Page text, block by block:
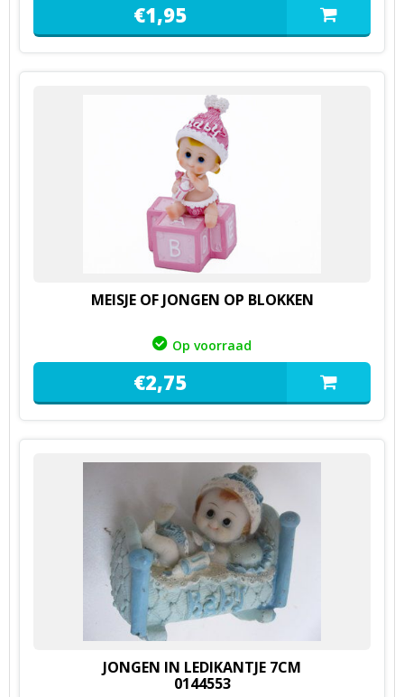
€1,95
MEISJE OF JONGEN OP BLOKKEN
Op voorraad
€2,75
JONGEN IN LEDIKANTJE 7CM
0144553